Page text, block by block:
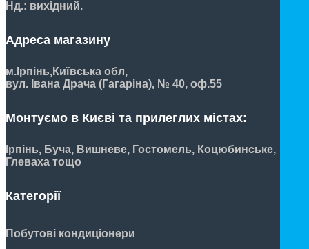
Нд.: вихідний.
Адреса магазину
м.Ірпінь,Київська обл,
вул. Івана Драча (Гагаріна), № 40, оф.55
Монтуємо в Києві та прилеглих містах:
Ірпінь, Буча, Вишневе, Гостомель, Коцюбинське,
Глеваха тощо
Категорії
Побутові кондиціонери